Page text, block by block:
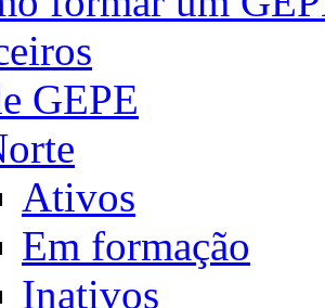
GEPE
Ativos
Em formação
Inativos